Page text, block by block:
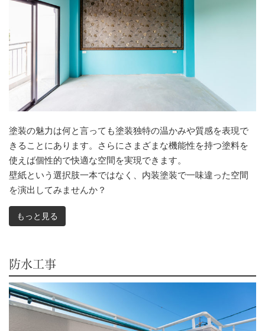
塗装の魅力は何と言っても塗装独特の温かみや質感を表現で
きることにあります。さらにさまざまな機能性を持つ塗料を
使えば個性的で快適な空間を実現できます。
壁紙という選択肢一本ではなく、内装塗装で一味違った空間
を演出してみませんか？
もっと見る
防水工事